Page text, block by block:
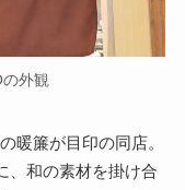
外観
暖簾が目印の同店。
、和の素材を掛け合